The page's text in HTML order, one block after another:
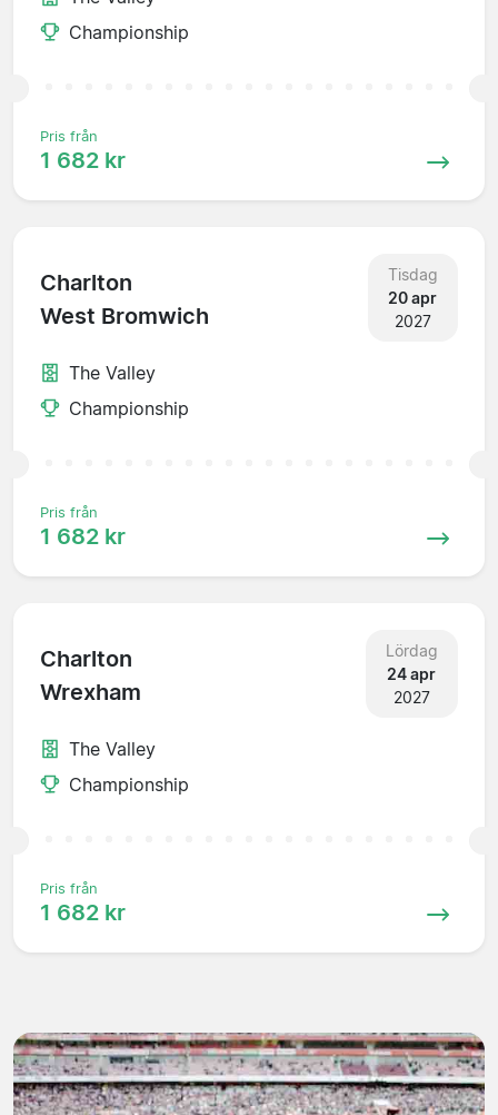
Championship
Pris från
1 682 kr
Charlton
West Bromwich
Tisdag
20 apr
2027
The Valley
Championship
Pris från
1 682 kr
Charlton
Wrexham
Lördag
24 apr
2027
The Valley
Championship
Pris från
1 682 kr